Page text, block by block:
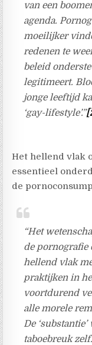
van een
agenda.
moeilijker
redenen te
beleid
legitimeert.
jonge leeftijd
‘gay-lifestyle’.”
Het hellend vlak
essentieel
de
“Het
de pornografie
hellend vlak
praktijken in
voortdurend
alle morele
De
taboebreuk